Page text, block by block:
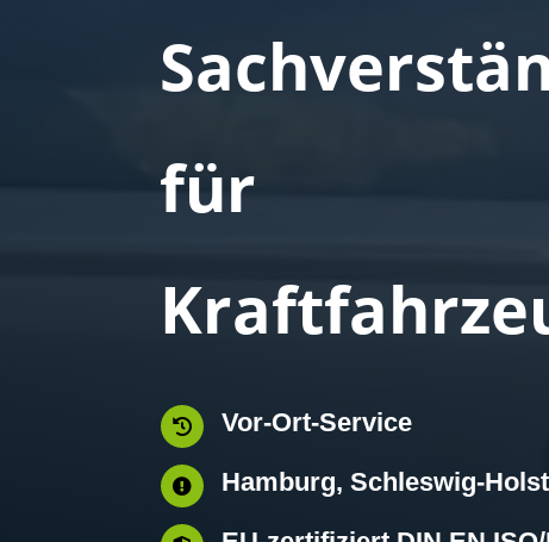
für
 Vor-Ort-Service
 Hamburg, Schleswig-